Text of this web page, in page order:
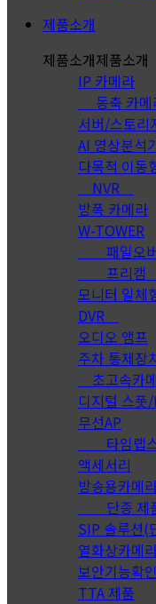
제품소개
제품소개제품소개
IP 카메라
동축 카메
서버/스토리
AI 영상분석
다목적 이동
NVR
방폭 카메라
W-TOWER
패일오
프리캠
모니터 일체
DVR
오디오 앰프
주차 통제장
초고속카
디지털 스폿
무선AP
타임랩
액세서리
방송용카메
단종 제
SIP 솔루션(
열화상카메
보안기능확
TTA 제품